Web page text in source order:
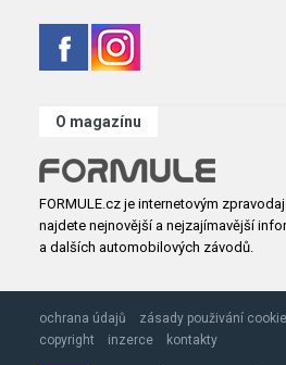
O magazínu
FORMULE.cz je internetovým
najdete nejnovější a nejzajímavější
a dalších automobilových závodů.
ochrana údajů zásady použivání
copyright
inzerce kontakty